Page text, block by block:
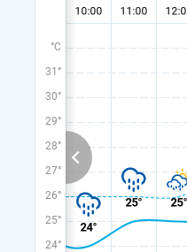
°C
31°
30°
29°
28°
27°
26°
25°
24°